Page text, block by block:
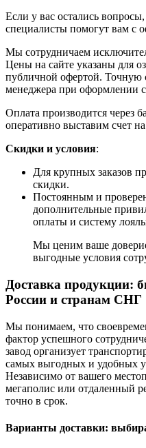
Если у вас остались
специалисты помогут вам с
Мы сотрудничаем
Цены на сайте указаны для
публичной офертой. Точную
менеджера при оформлении
Оплата производится через
оперативно выставим счет
Скидки и условия:
Для крупных заказов
скидки.
Постоянным и
дополнительные
оплаты и систему
Мы ценим ваше
выгодные условия
Доставка продукции:
России и странам СНГ
Мы понимаем, что
фактор успешного
завод организует
самых выгодных и удобных
Независимо от вашего
мегаполис или отдаленный
точно в срок.
Варианты доставки: